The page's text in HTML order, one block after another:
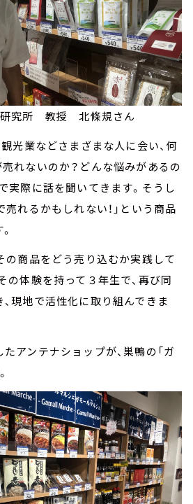
研究所 教授 北條規さん
観光業などさまざまな人に会い、何
れないのか？どんな悩みがあるの
実際に話を聞いてきます。そうし
売れるかもしれない！」という商品
の商品をどう売り込むか実践して
の体験を持って３年生で、再び同
現地で活性化に取り組んできま
アンテナショップが、巣鴨の「ガ